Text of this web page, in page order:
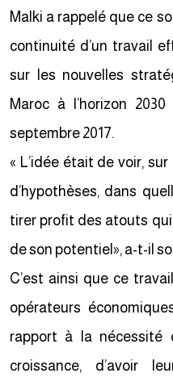
Malki a rappelé que ce
continuité d’un travail
sur les nouvelles
Maroc à l’horizon
septembre 2017.
« L’idée était de voir,
d’hypothèses, dans
tirer profit des atouts
de son potentiel», a-t-il
C’est ainsi que ce
opérateurs
rapport à la nécessité
croissance, d’avoir